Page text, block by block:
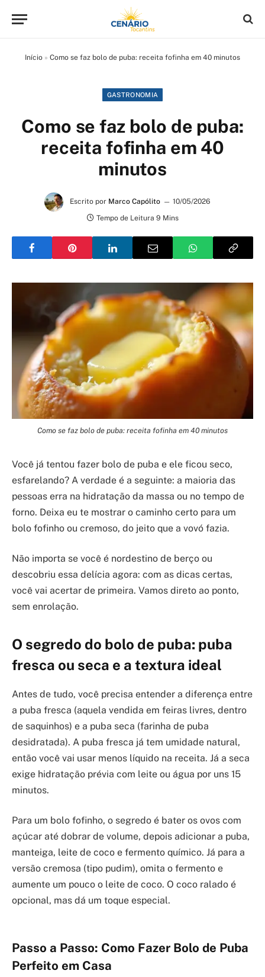
Início » Como se faz bolo de puba: receita fofinha em 40 minutos
GASTRONOMIA
Como se faz bolo de puba:
receita fofinha em 40
minutos
Escrito por Marco Capólito
10/05/2026
Tempo de Leitura 9 Mins
Como se faz bolo de puba: receita fofinha em 40 minutos
Você já tentou fazer bolo de puba e ele ficou seco,
esfarelando? A verdade é a seguinte: a maioria das
pessoas erra na hidratação da massa ou no tempo de
forno. Deixa eu te mostrar o caminho certo para um
bolo fofinho ou cremoso, do jeito que a vovó fazia.
Não importa se você é nordestino de berço ou
descobriu essa delícia agora: com as dicas certas,
você vai acertar de primeira. Vamos direto ao ponto,
sem enrolação.
O segredo do bolo de puba: puba
fresca ou seca e a textura ideal
Antes de tudo, você precisa entender a diferença entre
a puba fresca (aquela vendida em feiras livres, dentro
de saquinhos) e a puba seca (farinha de puba
desidratada). A puba fresca já tem umidade natural,
então você vai usar menos líquido na receita. Já a seca
exige hidratação prévia com leite ou água por uns 15
minutos.
Para um bolo fofinho, o segredo é bater os ovos com
açúcar até dobrar de volume, depois adicionar a puba,
manteiga, leite de coco e fermento químico. Já para a
versão cremosa (tipo pudim), omita o fermento e
aumente um pouco o leite de coco. O coco ralado é
opcional, mas dá um toque especial.
Passo a Passo: Como Fazer Bolo de Puba
Perfeito em Casa